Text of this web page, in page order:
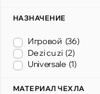
НАЗНАЧЕНИЕ
Игровой (36)
De zi cu zi (2)
Universale (1)
МАТЕРИАЛ ЧЕХЛА